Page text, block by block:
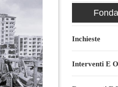
Inchieste
Interventi E